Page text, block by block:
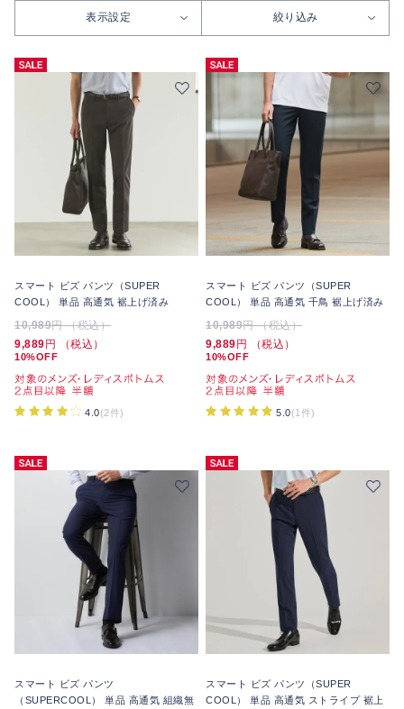
表示設定 絞り込み
スマート ビズ パンツ（SUPER
COOL） 単品 高通気 裾上げ済み
10,989円 （税込）
9,889 円 （税込）
10%OFF
4.0(2件)
スマート ビズ パンツ（SUPER
COOL） 単品 高通気 千鳥 裾上げ済み
10,989円 （税込）
9,889 円 （税込）
10%OFF
5.0(1件)
スマート ビズ パンツ
（SUPERCOOL） 単品 高通気 組織無
スマート ビズ パンツ（SUPER
COOL） 単品 高通気 ストライプ 裾上